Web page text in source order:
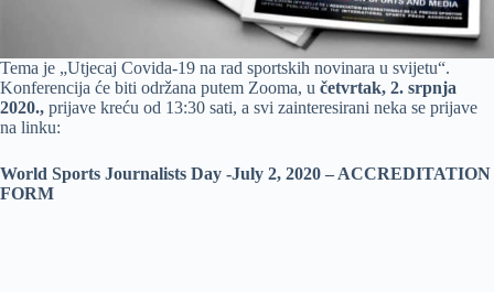
Tema je „Utjecaj Covida-19 na rad sportskih novinara u svijetu“.
Konferencija će biti održana putem Zooma, u četvrtak, 2. srpnja
2020., prijave kreću od 13:30 sati, a svi zainteresirani neka se prijave
na linku:
World Sports Journalists Day -July 2, 2020 – ACCREDITATION
FORM